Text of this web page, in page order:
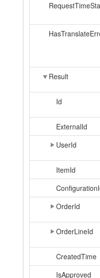
Result
Id
ExternalId
UserId
ItemId
OrderId
OrderLineId
CreatedTime
IsApproved